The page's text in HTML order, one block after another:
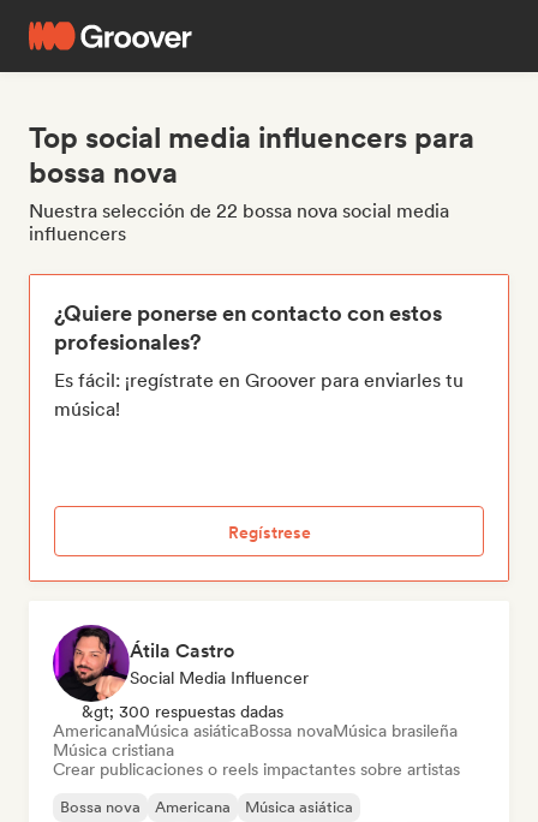
Top social media influencers para
bossa nova
Nuestra selección de 22 bossa nova social media
influencers
¿Quiere ponerse en contacto con estos
profesionales?
Es fácil: ¡regístrate en Groover para enviarles tu
música!
Regístrese
Átila Castro
Social Media Influencer
&gt; 300 respuestas dadas
AmericanaMúsica asiáticaBossa novaMúsica brasileña
Música cristiana
Crear publicaciones o reels impactantes sobre artistas
Bossa nova Americana
Música asiática